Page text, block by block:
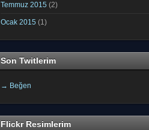
Temmuz 2015 (2)
Ocak 2015 (1)
Son Twitlerim
→ Beğen
Flickr Resimlerim